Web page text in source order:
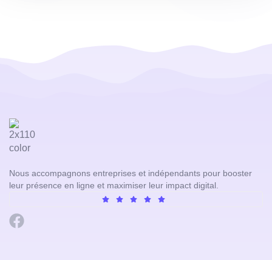
Nous accompagnons entreprises et indépendants pour booster
leur présence en ligne et maximiser leur impact digital.